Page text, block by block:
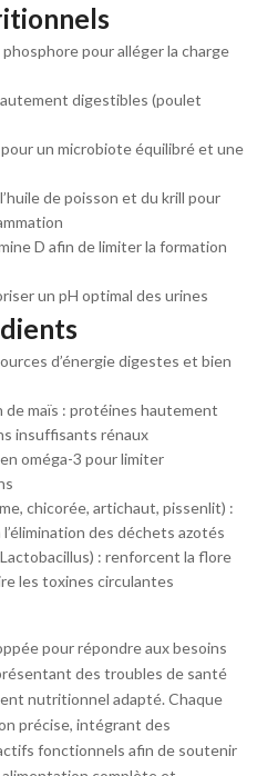
pour alléger la charge
digestibles (poulet
un microbiote équilibré et une
de poisson et du krill pour
D afin de limiter la formation
un pH optimal des urines
d’énergie digestes et bien
maïs : protéines hautement
insuffisants rénaux
oméga-3 pour limiter
chicorée, artichaut, pissenlit) :
des déchets azotés
: renforcent la flore
les toxines circulantes
pour répondre aux besoins
des troubles de santé
nutritionnel adapté. Chaque
précise, intégrant des
fonctionnels afin de soutenir